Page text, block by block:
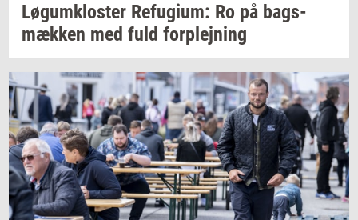
Løgum­klo­ster Re­fu­gi­um: Ro på bags­
mæk­ken med fuld for­plej­ning